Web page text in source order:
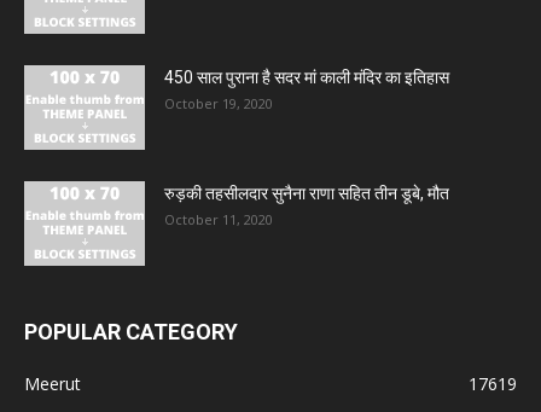
450 साल पुराना है सदर मां काली मंदिर का इतिहास
October 19, 2020
रुड़की तहसीलदार सुनैना राणा सहित तीन डूबे, मौत
October 11, 2020
POPULAR CATEGORY
Meerut
17619